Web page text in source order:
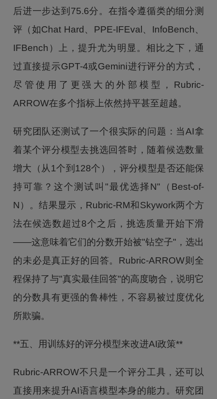
后进一步达到75.6分。在指令遵循类的细分测
评（如Chat Hard、PPE-IFEval、InfoBench、
IFBench）上，提升尤为明显。相比之下，通
过直接提示GPT-4或Gemini进行评分的方式，
尽管使用了更强大的外部模型，Rubric-
ARROW在多个指标上依然持平甚至超越。
研究团队还测试了一个很实际的问题：当AI拿
着某个评分模型去挑选回答时，随着候选数量
增大（从1个到128个），评分模型是否还能保
持可靠？这个测试叫"最优选择N"（Best-of-
N）。结果显示，Rubric-RM和Skywork两个方
法在候选数超过8个之后，挑选质量开始下滑
——这意味着它们的分数开始被"钻空子"，选出
的未必是真正好的回答。Rubric-ARROW则全
程保持了与"真实最佳回答"的高度吻合，说明它
的分数具有更强的鲁棒性，不容易被过度优化
所欺骗。
**五、用训练好的评分模型来改进AI政策**
Rubric-ARROW不只是一个评分工具，还可以
直接用来提升AI语言模型本身的能力。研究团